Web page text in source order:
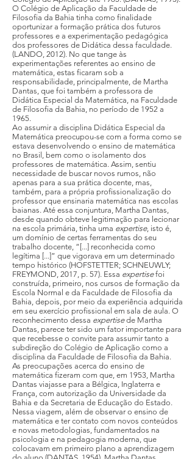
O Colégio de Aplicação da Faculdade de
Filosofia da Bahia tinha como finalidade
oportunizar a formação prática dos futuros
professores e a experimentação pedagógica
dos professores de Didática dessa faculdade.
(LANDO, 2012). No que tange às
experimentações referentes ao ensino de
matemática, estas ficaram sob a
responsabilidade, principalmente, de Martha
Dantas, que foi também a professora de
Didática Especial da Matemática, na Faculdade
de Filosofia da Bahia, no período de 1952 a
1965.
Ao assumir a disciplina Didática Especial da
Matemática preocupou-se com a forma como se
estava desenvolvendo o ensino de matemática
no Brasil, bem como o isolamento dos
professores de matemática. Assim, sentiu
necessidade de buscar novos rumos, não
apenas para a sua prática docente, mas,
também, para a própria profissionalização do
professor que ensinaria matemática nas escolas
baianas. Até essa conjuntura, Martha Dantas,
desde quando obteve legitimação para lecionar
na escola primária, tinha uma expertise, isto é,
um domínio de certas ferramentas do seu
trabalho docente, “[...] reconhecida como
legítima [...]” que vigorava em um determinado
tempo histórico (HOFSTETTER; SCHNEUWLY;
FREYMOND, 2017, p. 57). Essa expertisefoi
construída, primeiro, nos cursos de formação da
Escola Normal e da Faculdade de Filosofia da
Bahia, depois, por meio da experiência adquirida
em seu exercício profissional em sala de aula. O
reconhecimento dessa expertisede Martha
Dantas, parece ter sido um fator importante para
que recebesse o convite para assumir tanto a
subdireção do Colégio de Aplicação como a
disciplina da Faculdade de Filosofia da Bahia.
As preocupações acerca do ensino de
matemática fizeram com que, em 1953, Martha
Dantas viajasse para a Bélgica, Inglaterra e
França, com autorização da Universidade da
Bahia e da Secretaria de Educação do Estado.
Nessa viagem, além de observar o ensino de
matemática e ter contato com novos conteúdos
e novas metodologias, fundamentados na
psicologia e na pedagogia moderna, que
colocavam em primeiro plano a aprendizagem